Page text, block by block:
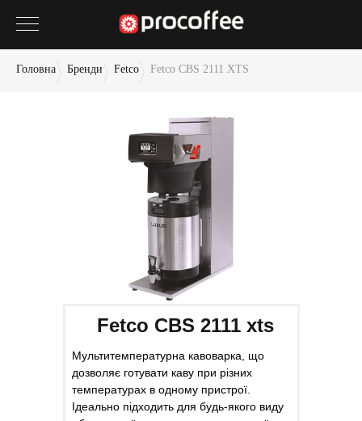
Головна Бренди Fetco Fetco CBS 2111 XTS
Fetco CBS 2111 xts
Мультитемпературна кавоварка, що
дозволяє готувати каву при різних
температурах в одному пристрої.
Ідеально підходить для будь-якого виду